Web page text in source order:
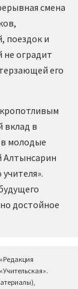
смена
поездок и
не оградит
его
вклад в
молодые
Алтынсарин
достойное